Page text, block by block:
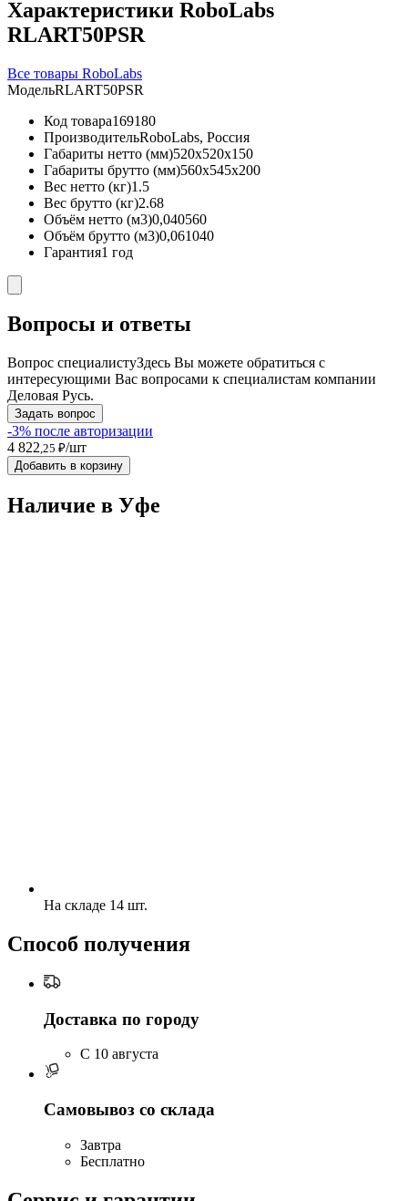
Характеристики RoboLabs
RLART50PSR
Все товары RoboLabs
МодельRLART50PSR
Код товара169180
ПроизводительRoboLabs, Россия
Габариты нетто (мм)520x520x150
Габариты брутто (мм)560x545x200
Вес нетто (кг)1.5
Вес брутто (кг)2.68
Объём нетто (м3)0,040560
Объём брутто (м3)0,061040
Гарантия1 год
Вопросы и ответы
Вопрос специалистуЗдесь Вы можете обратиться с
интересующими Вас вопросами к специалистам компании
Деловая Русь.
Задать вопрос
-3% после авторизации
4 822,25 ₽/шт
Добавить в корзину
Наличие в Уфe
На складе 14 шт.
Способ получения
Доставка по городу
C 10 августа
Самовывоз со склада
Завтра
Бесплатно